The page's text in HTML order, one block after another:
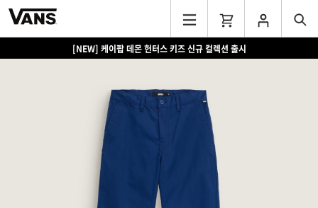
[NEW] 케이팝 데몬 헌터스 키즈 신규 컬렉션 출시
[EVENT] 15만원 이상 구매 시 쿨러백 증정